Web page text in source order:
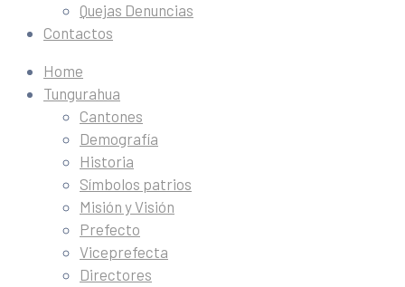
Quejas Denuncias
Contactos
Home
Tungurahua
Cantones
Demografía
Historia
Símbolos patrios
Misión y Visión
Prefecto
Viceprefecta
Directores